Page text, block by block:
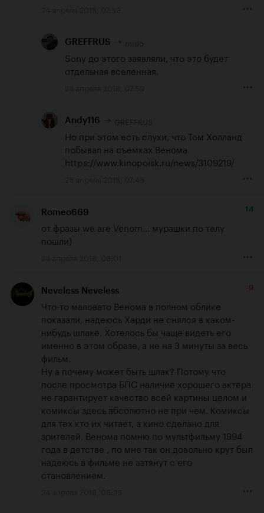
GREFFRUS
Sony до этого заявляли, что это будет
отдельная вселенная.
Andy116
Но при этом есть слухи, что Том Холланд
https://www.kinopoisk.ru/news/3109219/
Romeo669 14
от фразы we are Venom... мурашки по телу
пошли)
Neveless Neveless -9
Что-то маловато Венома в полном облике
показали, надеюсь Харди не снялся в каком-
нибудь шлаке. Хотелось бы чаще видеть его
именно в этом образе, а не на 3 минуты за весь
фильм.
Ну а почему может быть шлак? Потому что
после просмотра БПС наличие хорошего актера
не гарантирует качество всей картины целом и
комиксы здесь абсолютно не при чем. Комиксы
для тех кто их читает, а кино сделано для
зрителей. Венома помню по мультфильму 1994
года в детстве , по мне так он довольно крут был
надеюсь в фильме не затянут с его
становлением.